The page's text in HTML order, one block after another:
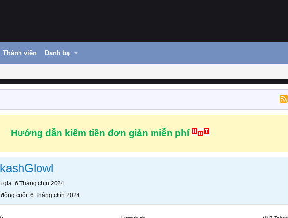
Thành viên Danh bạ
Hướng dẫn kiếm tiền đơn giản miễn phí
gia 6 Tháng chín 2024
động cuối 6 Tháng chín 2024